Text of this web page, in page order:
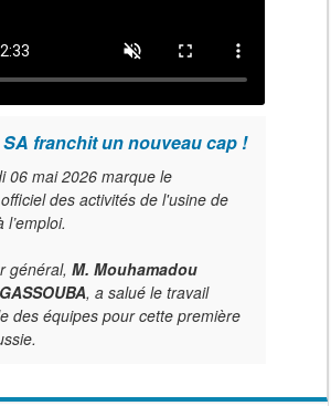
SA franchit un nouveau cap !
06 mai 2026 marque le
des activités de l'usine de
général, M. Mouhamadou
, a salué le travail
des équipes pour cette première